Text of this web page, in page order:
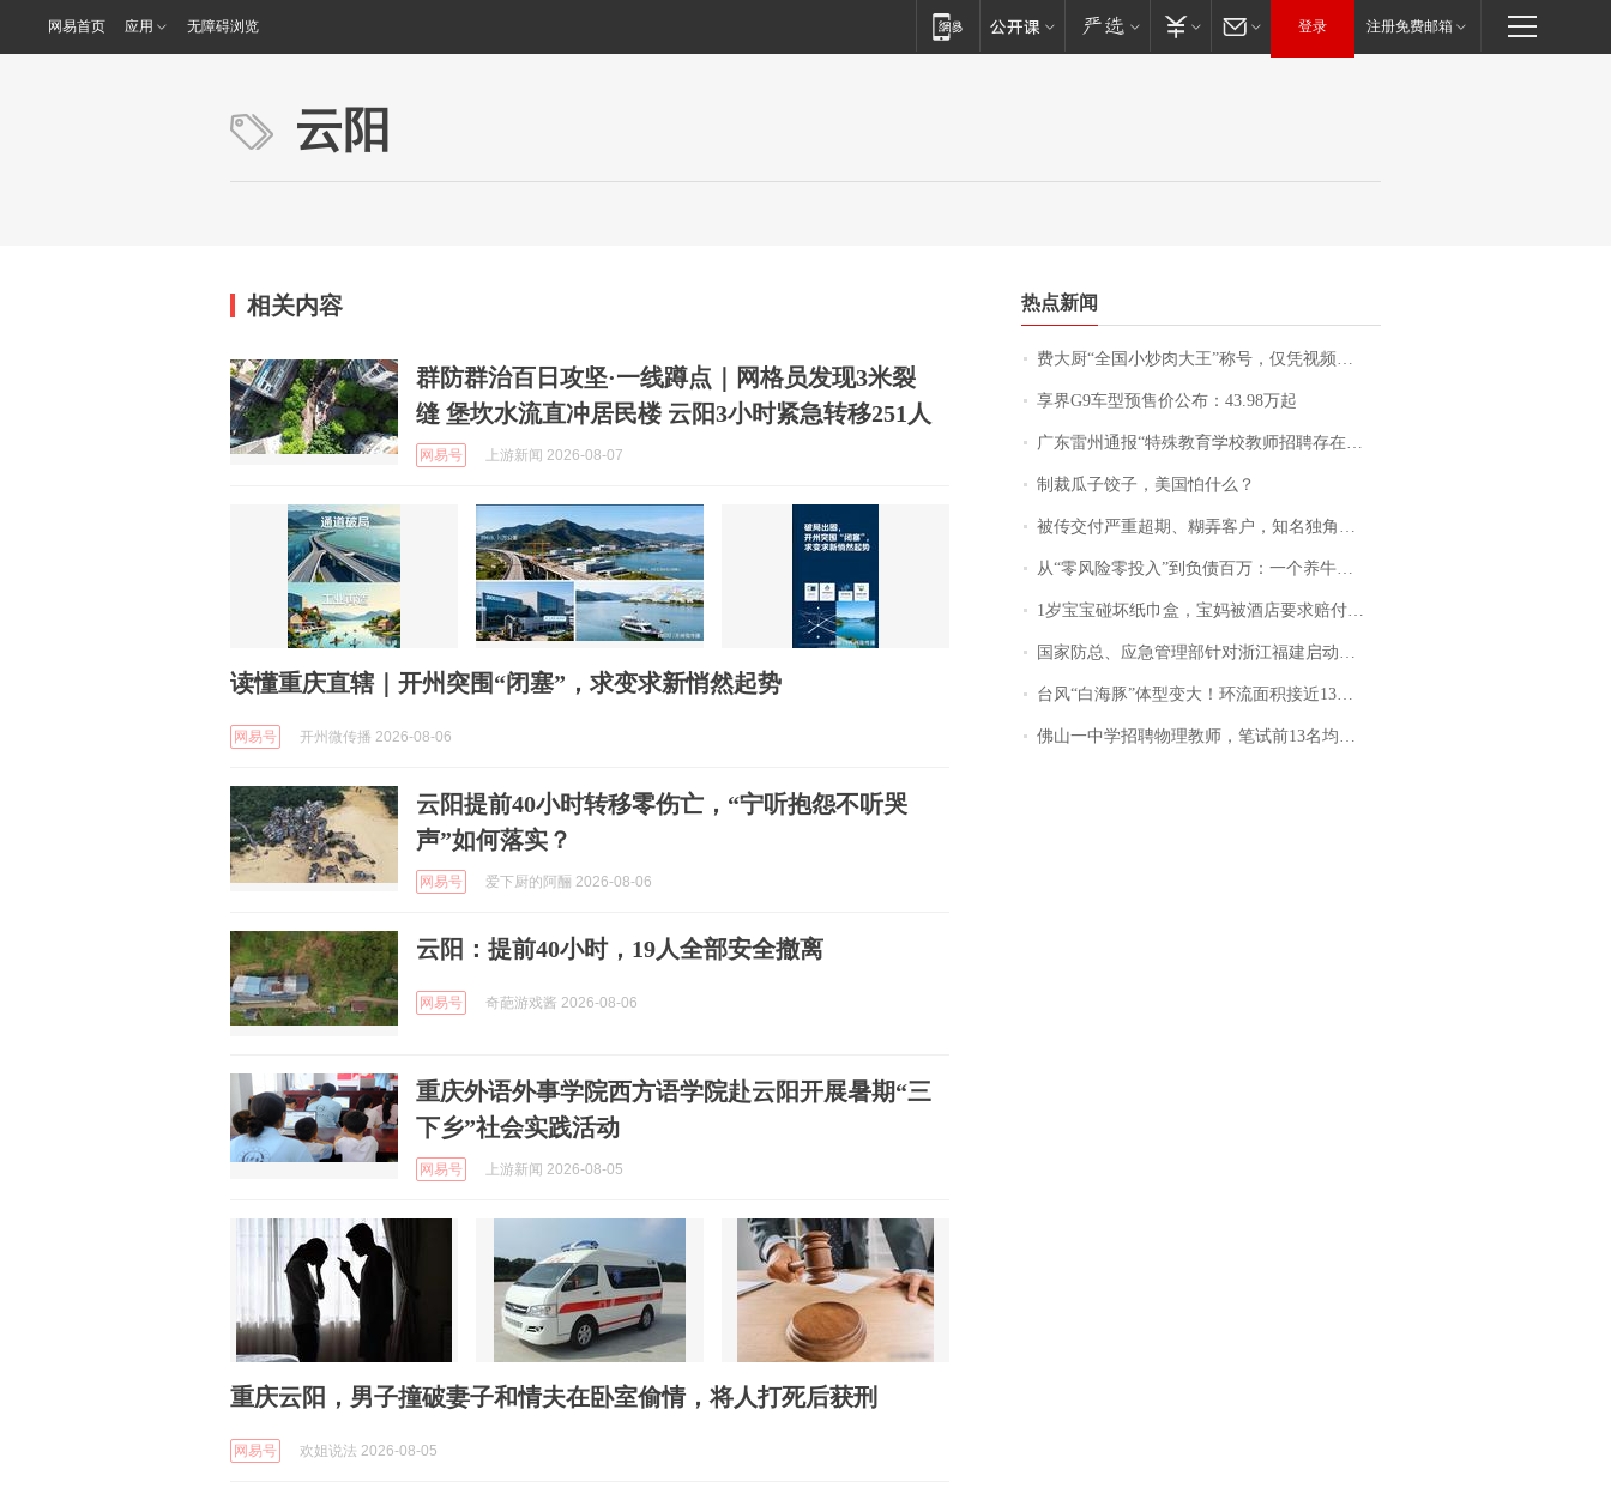
网易首页 应用 无障碍浏览 登录 注册免费邮箱
云阳
相关内容
群防群治百日攻坚·一线蹲点｜网格员发现3米裂
缝 堡坎水流直冲居民楼 云阳3小时紧急转移251人
网易号 上游新闻 2026-08-07
读懂重庆直辖｜开州突围“闭塞”，求变求新悄然起势
网易号 开州微传播 2026-08-06
云阳提前40小时转移零伤亡，“宁听抱怨不听哭
声”如何落实？
网易号 爱下厨的阿酾 2026-08-06
云阳：提前40小时，19人全部安全撤离
网易号 奇葩游戏酱 2026-08-06
重庆外语外事学院西方语学院赴云阳开展暑期“三
下乡”社会实践活动
网易号 上游新闻 2026-08-05
重庆云阳，男子撞破妻子和情夫在卧室偷情，将人打死后获刑
网易号 欢姐说法 2026-08-05
热点新闻
费大厨“全国小炒肉大王”称号，仅凭视频评出？中国烹饪协会回应
享界G9车型预售价公布：43.98万起
广东雷州通报“特殊教育学校教师招聘存在违规行为”：已启动问责程序 副校长被停职
制裁瓜子饺子，美国怕什么？
被传交付严重超期、糊弄客户，知名独角兽车企创始人回应：都没证据，将依法采取措施，“本人长期与美国交管局保持沟通，对方表示肯定”
从“零风险零投入”到负债百万：一个养牛项目崩盘后，谁该为农户的贷款买单丨红星调查
1岁宝宝碰坏纸巾盒，宝妈被酒店要求赔付924元！三亚一酒店回复：骨瓷定制！网友一查价格，吵翻了
国家防总、应急管理部针对浙江福建启动防汛防台风四级应急响应
台风“白海豚”体型变大！环流面积接近13个浙江那么大
佛山一中学招聘物理教师，笔试前13名均遭淘汰？教育局：已叫停招聘，成立调查组全面核查